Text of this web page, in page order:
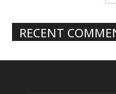
RECENT